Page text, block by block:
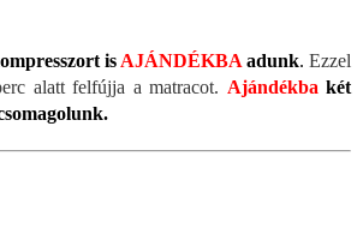
is AJÁNDÉKBA adunk. Ezzel
alatt felfújja a matracot. Ajándékba két